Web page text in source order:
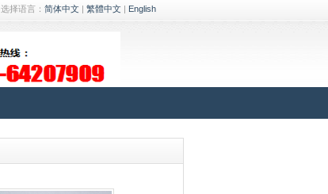
选择语言： 简体中文 | 繁體中文 | English